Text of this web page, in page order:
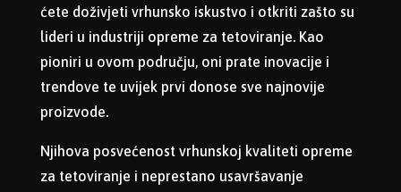
ćete doživjeti vrhunsko iskustvo i otkriti zašto su
lideri u industriji opreme za tetoviranje. Kao
pioniri u ovom području, oni prate inovacije i
trendove te uvijek prvi donose sve najnovije
proizvode.
Njihova posvećenost vrhunskoj kvaliteti opreme
za tetoviranje i neprestano usavršavanje